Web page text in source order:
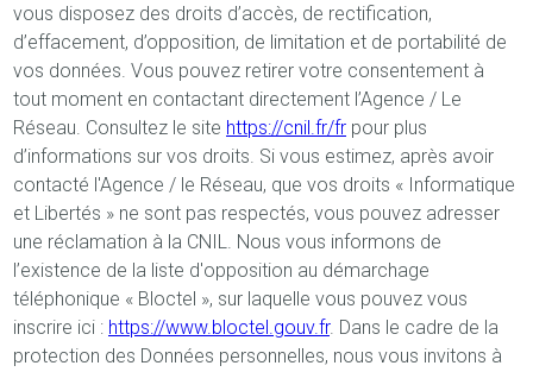
vous disposez des droits d’accès, de rectification,
d’effacement, d’opposition, de limitation et de portabilité de
vos données. Vous pouvez retirer votre consentement à
tout moment en contactant directement l’Agence / Le
Réseau. Consultez le site https://cnil.fr/fr pour plus
d’informations sur vos droits. Si vous estimez, après avoir
contacté l'Agence / le Réseau, que vos droits « Informatique
et Libertés » ne sont pas respectés, vous pouvez adresser
une réclamation à la CNIL. Nous vous informons de
l’existence de la liste d'opposition au démarchage
téléphonique « Bloctel », sur laquelle vous pouvez vous
inscrire ici : https://www.bloctel.gouv.fr. Dans le cadre de la
protection des Données personnelles, nous vous invitons à